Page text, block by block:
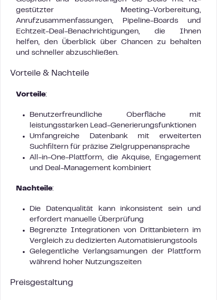
gestützter Meeting-Vorbereitung,
Anrufzusammenfassungen, Pipeline-Boards und
Echtzeit-Deal-Benachrichtigungen, die Ihnen
helfen, den Überblick über Chancen zu behalten
und schneller abzuschließen.
Vorteile & Nachteile
Vorteile:
Benutzerfreundliche Oberfläche mit
leistungsstarken Lead-Generierungsfunktionen
Umfangreiche Datenbank mit erweiterten
Suchfiltern für präzise Zielgruppenansprache
All-in-One-Plattform, die Akquise, Engagement
und Deal-Management kombiniert
Nachteile:
Die Datenqualität kann inkonsistent sein und
erfordert manuelle Überprüfung
Begrenzte Integrationen von Drittanbietern im
Vergleich zu dedizierten Automatisierungstools
Gelegentliche Verlangsamungen der Plattform
während hoher Nutzungszeiten
Preisgestaltung